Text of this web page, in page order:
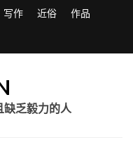
写作 近俗 作品
缺乏毅力的人